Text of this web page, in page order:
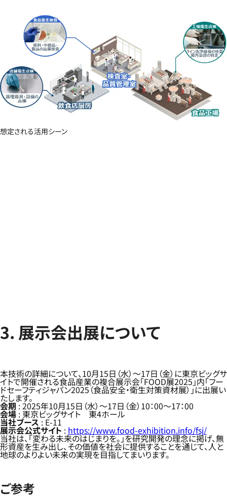
想定される活用シーン
3. 展示会出展について
本技術の詳細について、10月15日（水）～17日（金）に東京ビッグサ
イトで開催される食品産業の複合展示会「FOOD展2025」内「フー
ドセーフティジャパン2025（食品安全・衛生対策資材展）」に出展い
たします。
会期: 2025年10月15日（水）～17日（金）10：00～17：00
会場 : 東京ビッグサイト 東4ホール
当社ブース : E-11
展示会公式サイト : https://www.food-exhibition.info/fsj/
当社は、「変わる未来のはじまりを。」を研究開発の理念に掲げ、無
形資産を生み出し、その価値を社会に提供することを通じて、人と
地球のよりよい未来の実現を目指してまいります。
ご参考